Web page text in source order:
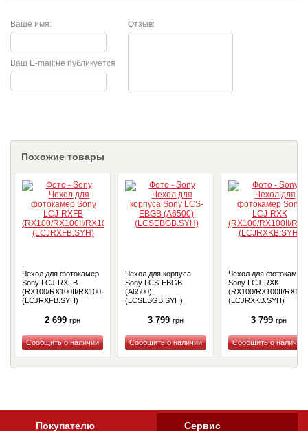
Ваше имя: Отзыв:
не публикуется
Ваш E-mail:
Похожие товары
Чехол для фотокамер
Sony LCJ-RXFB
(RX100/RX100II/RX100III)
(LCJRXFB.SYH)
2 699 грн
Купить
Чехол для корпуса
Sony LCS-EBGB
(A6500)
(LCSEBGB.SYH)
3 799 грн
Купить
Чехол для фотокамер
Sony LCJ-RXK
(RX100/RX100II/
(LCJRXKB.SYH)
3 799 грн
Купить
Покупателю Сервис